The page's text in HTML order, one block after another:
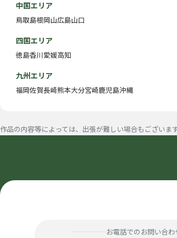
中国エリア
鳥取島根岡山広島山口
四国エリア
徳島香川愛媛高知
九州エリア
福岡佐賀長崎熊本大分宮崎鹿児島沖縄
作品の内容等によっては、出張が難しい場合もございま
お電話でのお問い合わ